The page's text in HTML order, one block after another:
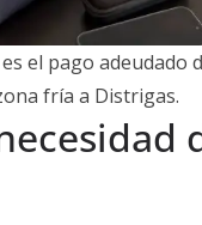
el pago adeudado
fría a Distrigas.